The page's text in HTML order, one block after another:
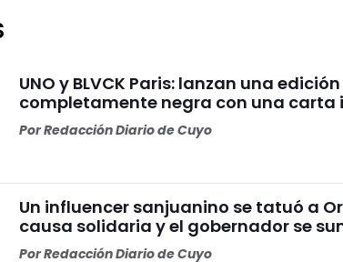
UNO y BLVCK Paris: lanzan una
completamente negra con una carta
PorRedacción Diario de Cuyo
Un influencer sanjuanino se tatuó a
causa solidaria y el gobernador se
PorRedacción Diario de Cuyo